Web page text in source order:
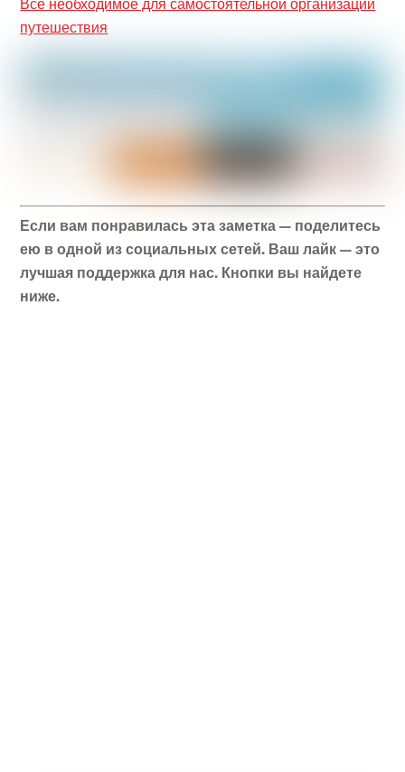
Все необходимое для самостоятельной организации
путешествия
Если вам понравилась эта заметка — поделитесь
ею в одной из социальных сетей. Ваш лайк — это
лучшая поддержка для нас. Кнопки вы найдете
ниже.